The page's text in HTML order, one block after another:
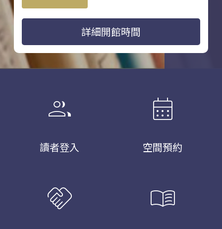
詳細開館時間
group
讀者登入
calendar_month
空間預約
handshake menu_book